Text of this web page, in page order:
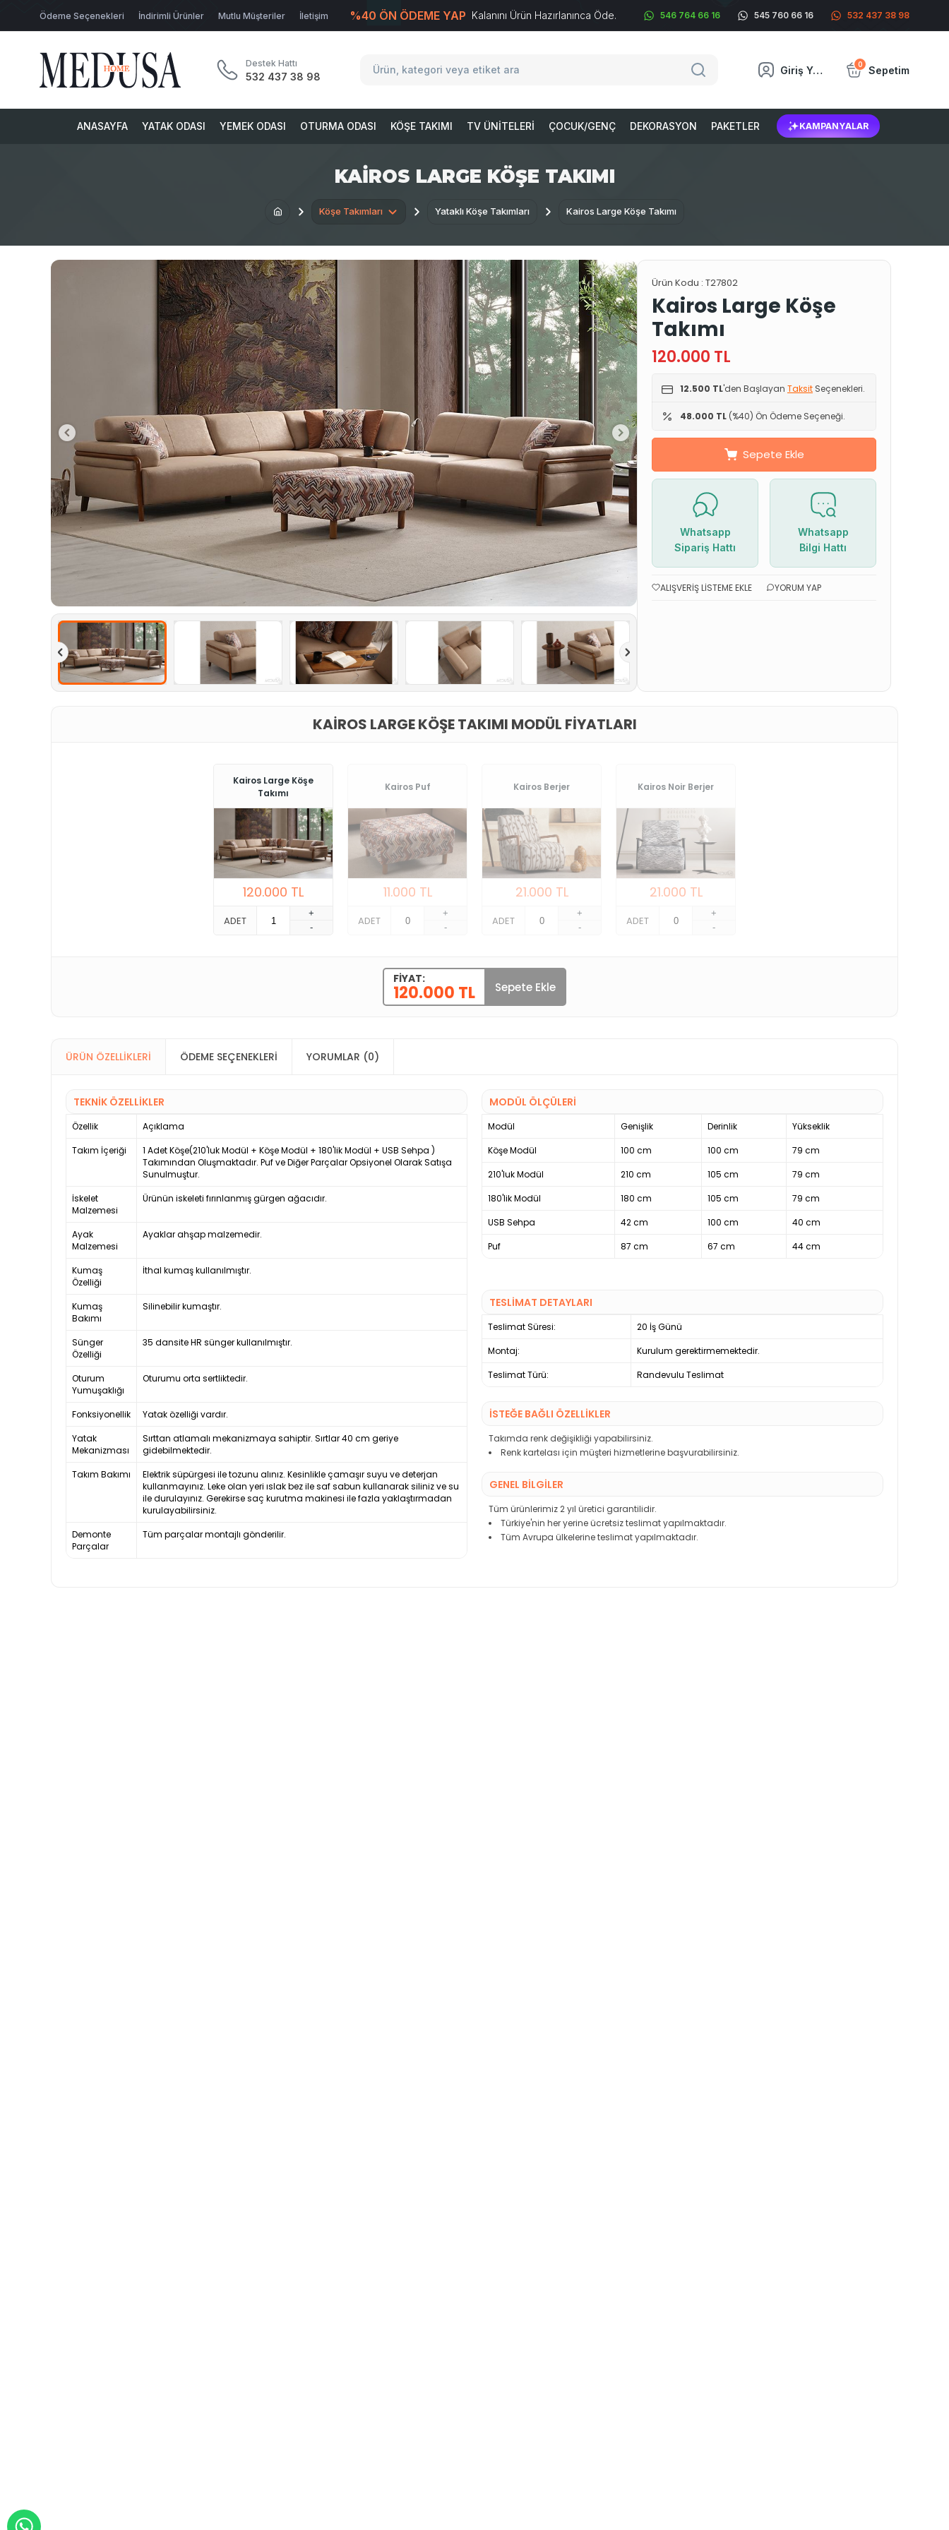
Ödeme Seçenekleri İndirimli Ürünler Mutlu Müşteriler İletişim %40 ÖN ÖDEME YAP Kalanını Ürün Hazırlanınca Öde. 546 764 66 16 545 760 66 16 532 437 38 98
Destek Hattı
532 437 38 98
Giriş Yap 0 Sepetim
ANASAYFA YATAK ODASI YEMEK ODASI OTURMA ODASI KÖŞE TAKIMI TV ÜNITELERI ÇOCUK/GENÇ DEKORASYON PAKETLER KAMPANYALAR
KAIROS LARGE KÖŞE TAKIMI
Köşe Takımları Yataklı Köşe Takımları Kairos Large Köşe Takımı
Ürün Kodu : T27802
Kairos Large Köşe
Takımı
120.000 TL
12.500 TL'den Başlayan Taksit Seçenekleri.
48.000 TL (%40) Ön Ödeme Seçeneği.
Sepete Ekle
Whatsapp
Sipariş Hattı
Whatsapp
Bilgi Hattı
ALIŞVERIŞ LISTEME EKLE YORUM YAP
KAIROS LARGE KÖŞE TAKIMI MODÜL FIYATLARI
Kairos Large Köşe
Takımı
120.000 TL
ADET
+
-
Kairos Puf
11.000 TL
ADET
+
-
Kairos Berjer
21.000 TL
ADET
+
-
Kairos Noir Berjer
21.000 TL
ADET
+
-
FIYAT:
120.000 TL Sepete Ekle
ÜRÜN ÖZELLIKLERI ÖDEME SEÇENEKLERI YORUMLAR (0)
TEKNİK ÖZELLİKLER
Özellik
Açıklama
Takım İçeriği
1 Adet Köşe(210'luk Modül + Köşe Modül + 180'lik Modül + USB Sehpa )
Takımından Oluşmaktadır. Puf ve Diğer Parçalar Opsiyonel Olarak Satışa
Sunulmuştur.
İskelet
Malzemesi
Ürünün iskeleti fırınlanmış gürgen ağacıdır.
Ayak
Malzemesi
Ayaklar ahşap malzemedir.
Kumaş
Özelliği
İthal kumaş kullanılmıştır.
Kumaş
Bakımı
Silinebilir kumaştır.
Sünger
Özelliği
35 dansite HR sünger kullanılmıştır.
Oturum
Yumuşaklığı
Oturumu orta sertliktedir.
Fonksiyonellik
Yatak özelliği vardır.
Yatak
Mekanizması
Sırttan atlamalı mekanizmaya sahiptir. Sırtlar 40 cm geriye
gidebilmektedir.
Takım Bakımı
Elektrik süpürgesi ile tozunu alınız. Kesinlikle çamaşır suyu ve deterjan
kullanmayınız. Leke olan yeri ıslak bez ile saf sabun kullanarak siliniz ve su
ile durulayınız. Gerekirse saç kurutma makinesi ile fazla yaklaştırmadan
kurulayabilirsiniz.
Demonte
Parçalar
Tüm parçalar montajlı gönderilir.
MODÜL ÖLÇÜLERİ
Modül Genişlik Derinlik
Yükseklik
Köşe Modül
100 cm 100 cm
79 cm
210'luk Modül
210 cm 105 cm
79 cm
180'lik Modül
180 cm 105 cm
79 cm
USB Sehpa
42 cm 100 cm
40 cm
Puf
87 cm 67 cm 44 cm
TESLİMAT DETAYLARI
Teslimat Süresi:
20 İş Günü
Montaj:
Kurulum gerektirmemektedir.
Teslimat Türü:
Randevulu Teslimat
İSTEĞE BAĞLI ÖZELLİKLER
Takımda renk değişikliği yapabilirsiniz.
Renk kartelası için müşteri hizmetlerine başvurabilirsiniz.
GENEL BİLGİLER
Tüm ürünlerimiz 2 yıl üretici garantilidir.
Türkiye'nin her yerine ücretsiz teslimat yapılmaktadır.
Tüm Avrupa ülkelerine teslimat yapılmaktadır.
T-Soft E-TicaretSistemleriyle Hazırlanmıştır.